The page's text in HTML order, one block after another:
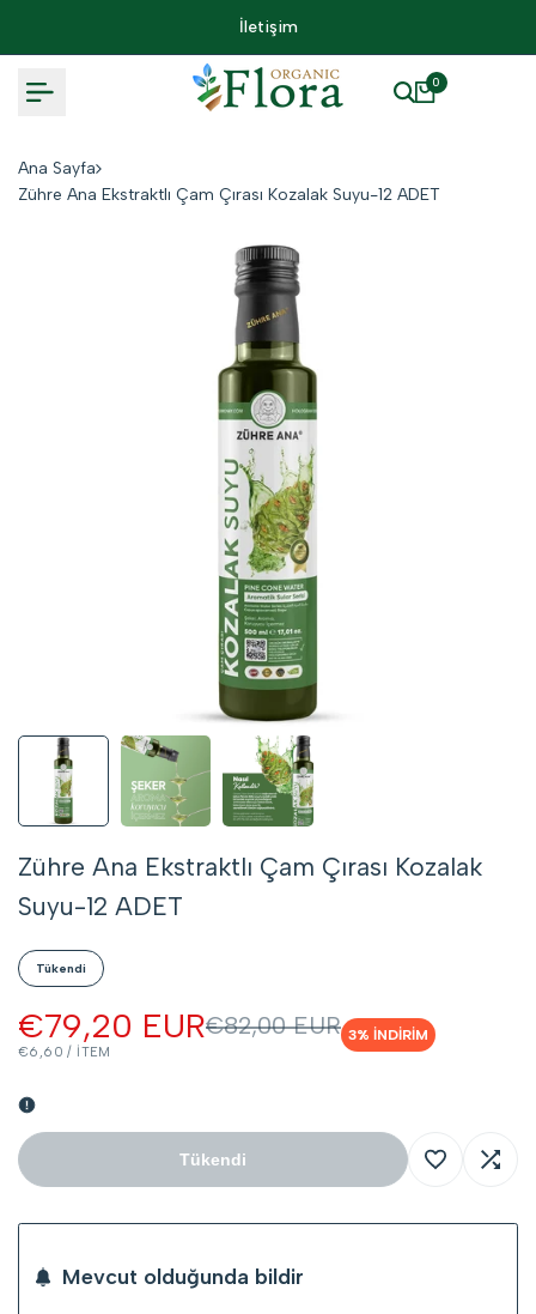
İletişim
0
Ana Sayfa
Zühre Ana Ekstraktlı Çam Çırası Kozalak Suyu-12 ADET
Zühre Ana Ekstraktlı Çam Çırası Kozalak
Suyu-12 ADET
Tükendi
Normal
€82,00 EUR
İndirimli
fiyat
€79,20 EUR
BIRIM
€6,60 / BAŞINA
ITEM
3% İNDİRİM
Tükendi
Mevcut olduğunda bildir